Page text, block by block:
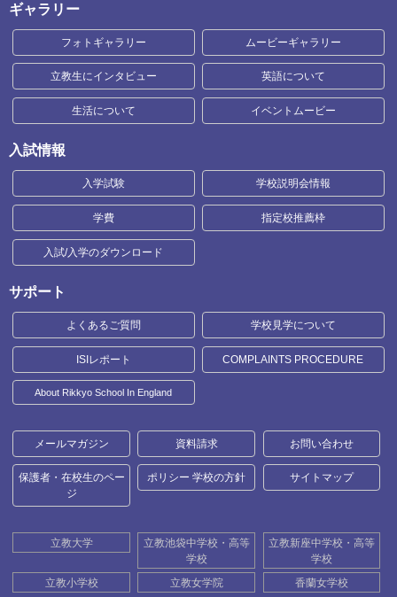
ギャラリー
フォトギャラリー ムービーギャラリー
立教生にインタビュー 英語について
生活について イベントムービー
入試情報
入学試験 学校説明会情報
学費 指定校推薦枠
入試/入学のダウンロード
サポート
よくあるご質問 学校見学について
ISIレポート COMPLAINTS PROCEDURE
About Rikkyo School In England
メールマガジン 資料請求 お問い合わせ
保護者・在校生のペー
ジ
ポリシー 学校の方針 サイトマップ
立教大学
立教池袋中学校・高等
学校
立教新座中学校・高等
学校
立教小学校
立教女学院 香蘭女学校